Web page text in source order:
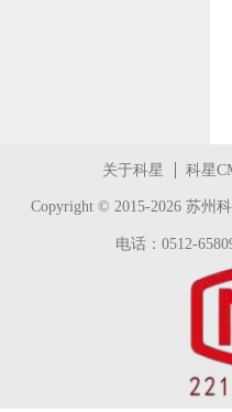
关于科星 科星
Copyright © 2015-2026 苏州
电话：0512-